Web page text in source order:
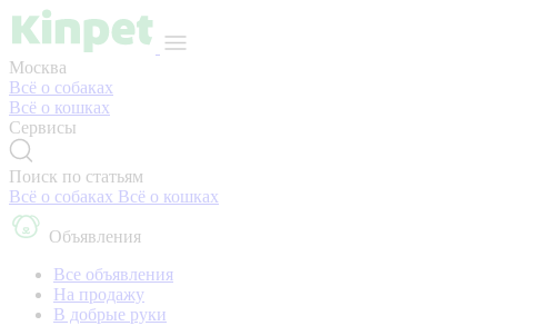
Москва
Всё о собаках
Всё о кошках
Сервисы
Поиск по статьям
Всё о собаках Всё о кошках
Объявления
Все объявления
На продажу
В добрые руки